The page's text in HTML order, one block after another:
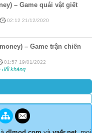
– Game quái vật giết
02:12 21/12/2020
– Game trận chiến
01:57 19/01/2022
đối kháng